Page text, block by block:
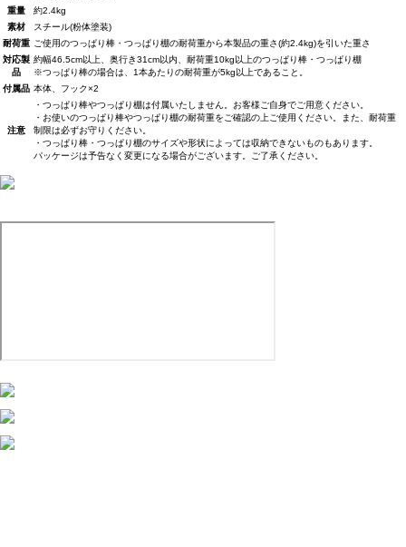
重量
約2.4kg
素材
スチール(粉体塗装)
耐荷重 ご使用のつっぱり棒・つっぱり棚の耐荷重から本製品の重さ(約2.4kg)を引いた重さ
対応製
品
約幅46.5cm以上、奥行き31cm以内、耐荷重10kg以上のつっぱり棒・つっぱり棚
※つっぱり棒の場合は、1本あたりの耐荷重が5kg以上であること。
付属品 本体、フック×2
注意
・つっぱり棒やつっぱり棚は付属いたしません。お客様ご自身でご用意ください。
・お使いのつっぱり棒やつっぱり棚の耐荷重をご確認の上ご使用ください。また、耐荷重
制限は必ずお守りください。
・つっぱり棒・つっぱり棚のサイズや形状によっては収納できないものもあります。
パッケージは予告なく変更になる場合がございます。ご了承ください。